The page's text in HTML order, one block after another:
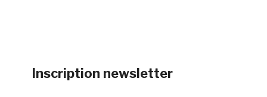
Inscription newsletter